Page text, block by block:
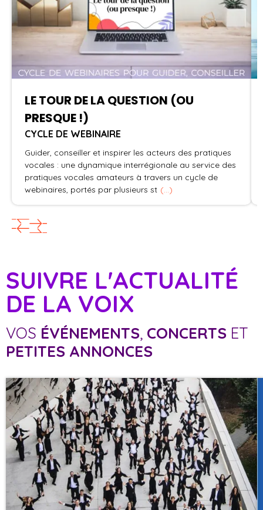
LE TOUR DE LA QUESTION (OU
PRESQUE !)
CYCLE DE WEBINAIRE
Guider, conseiller et inspirer les acteurs des pratiques
vocales : une dynamique interrégionale au service des
pratiques vocales amateurs à travers un cycle de
webinaires, portés par plusieurs st (...)
SUIVRE L'ACTUALITÉ
DE LA VOIX
VOS ÉVÉNEMENTS, CONCERTS ET
PETITES ANNONCES